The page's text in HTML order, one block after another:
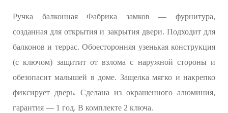
Ручка балконная Фабрика замков — фурнитура,
созданная для открытия и закрытия двери. Подходит для
балконов и террас. Обоесторонняя узенькая конструкция
(с ключом) защитит от взлома с наружной стороны и
обезопасит малышей в доме. Защелка мягко и накрепко
фиксирует дверь. Сделана из окрашенного алюминия,
гарантия — 1 год. В комплекте 2 ключа.